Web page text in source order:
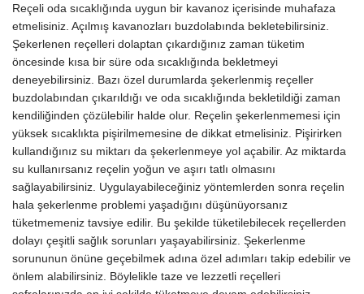
Reçeli oda sıcaklığında uygun bir kavanoz içerisinde muhafaza
etmelisiniz. Açılmış kavanozları buzdolabında bekletebilirsiniz.
Şekerlenen reçelleri dolaptan çıkardığınız zaman tüketim
öncesinde kısa bir süre oda sıcaklığında bekletmeyi
deneyebilirsiniz. Bazı özel durumlarda şekerlenmiş reçeller
buzdolabından çıkarıldığı ve oda sıcaklığında bekletildiği zaman
kendiliğinden çözülebilir halde olur. Reçelin şekerlenmemesi için
yüksek sıcaklıkta pişirilmemesine de dikkat etmelisiniz. Pişirirken
kullandığınız su miktarı da şekerlenmeye yol açabilir. Az miktarda
su kullanırsanız reçelin yoğun ve aşırı tatlı olmasını
sağlayabilirsiniz. Uygulayabileceğiniz yöntemlerden sonra reçelin
hala şekerlenme problemi yaşadığını düşünüyorsanız
tüketmemeniz tavsiye edilir. Bu şekilde tüketilebilecek reçellerden
dolayı çeşitli sağlık sorunları yaşayabilirsiniz. Şekerlenme
sorununun önüne geçebilmek adına özel adımları takip edebilir ve
önlem alabilirsiniz. Böylelikle taze ve lezzetli reçelleri